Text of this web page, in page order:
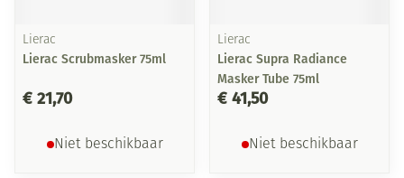
Lierac
Lierac Scrubmasker 75ml
€ 21,70
Niet beschikbaar
Lierac
Lierac Supra Radiance
Masker Tube 75ml
€ 41,50
Niet beschikbaar